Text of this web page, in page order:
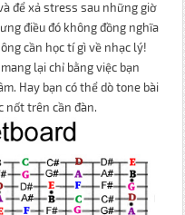
để xả stress sau những giờ
điều đó không đồng nghĩa
cần học tí gì về nhạc lý!
lại chỉ bằng việc bạn
Hay bạn có thể dò tone bài
nốt trên cần đàn.